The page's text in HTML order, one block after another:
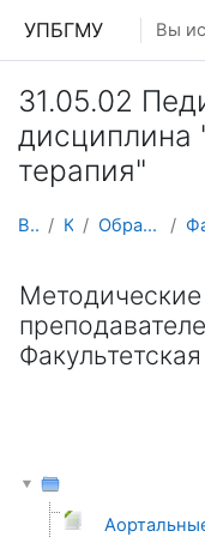
УПБГМУ Вы
31.05.02
дисциплина
терапия"
В начало Кафедры Образование 2025-2026 уч.год